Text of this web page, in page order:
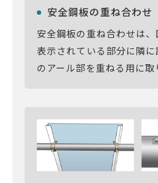
安全鋼板の重ね合わせ
安全鋼板の重ね合わせは
表示されている部分に隣
のアール部を重ねる用に取